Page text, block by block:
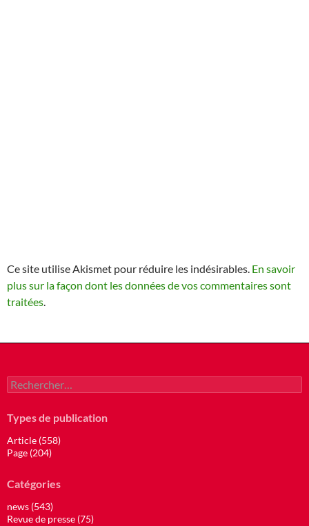
Ce site utilise Akismet pour réduire les indésirables. En savoir
plus sur la façon dont les données de vos commentaires sont
traitées
Rechercher :
Types de publication
Article (558)
Page (204)
Catégories
news (543)
Revue de presse (75)